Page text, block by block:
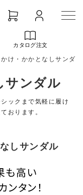
カタログ注文
け・かかとなしサンダル
サンダル
ックまで気軽に履け
おります。
しサンダル
も高い
タン！